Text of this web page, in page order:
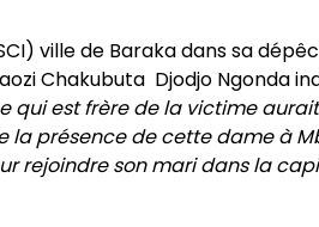
ville de Baraka dans sa
Chakubuta Djodjo Ngonda
qui est frère de la victime
présence de cette dame à
rejoindre son mari dans la